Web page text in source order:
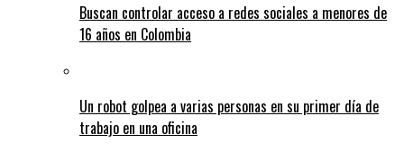
Buscan controlar acceso a redes sociales a menores de
16 años en Colombia
Un robot golpea a varias personas en su primer día de
trabajo en una oficina